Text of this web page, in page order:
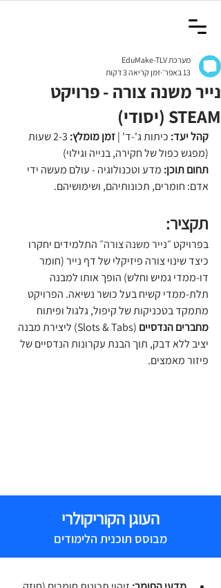
נייר משנה צורה - פרויקט
STEAM (יסודי)
מערכת EduMake-TLV
13 באפר׳
זמן קריאה 3 דקות
קהל יעד: כיתות ג'-ד' | זמן מומלץ:
2-3 שעות
(מפגש כפול של חקירה, בנייה וגילוי)
תחום תוכן: מדע וטכנולוגיה - עולם מעשה ידי
אדם: חומרים, תכונותיהם, ושימושיהם.
תקציר:
בפרויקט ״נייר משנה צורה״ התלמידים יחקרו
כיצד שינוי צורה פיזיקלי של דף נייר (חומר
דו-ממדי גמיש וחלש) הופך אותו למבנה
תלת-ממדי קשיח בעל כושר נשיאה. הפרויקט
מתמקד בטכניקות של קיפול, גלגול ופיתוח
מחברים הנדסיים
(Slots & Tabs) ליצירת מבנה
יציב ללא דבק, תוך הבנת עקרונות הנדסיים של
פיזור מאמצים.
העוגן הקוריקולרי
מבוסס תוכנית הלימודים